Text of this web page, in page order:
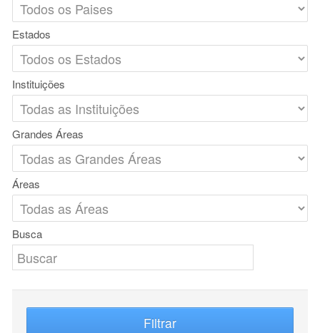
Estados
Instituições
Grandes Áreas
Áreas
Busca
Filtrar